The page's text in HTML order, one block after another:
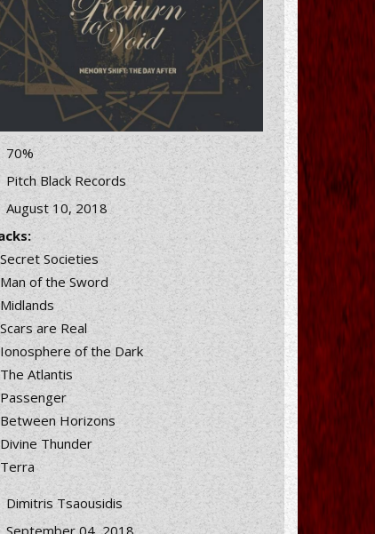
70%
Pitch Black Records
August 10, 2018
Secret Societies
Man of the Sword
Midlands
Scars are Real
Ionosphere of the Dark
The Atlantis
Passenger
Between Horizons
Divine Thunder
Terra
Dimitris Tsaousidis
September 04, 2018